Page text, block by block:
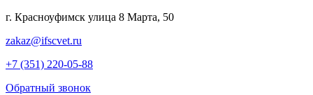
г. Красноуфимск улица 8 Марта, 50
zakaz@ifscvet.ru
+7 (351) 220-05-88
Обратный звонок